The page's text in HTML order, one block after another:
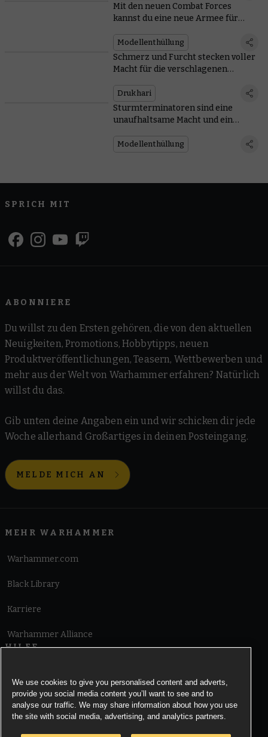
Mit den neuen Combat Forces
kannst du eine neue Armee für
eine bestehende ausbauen
Modellenthüllung
Schmerz und Furcht stecken voller
Macht für die verschlagenen
Drukhari
Sturmterminatoren sind eine
unaufhaltsame Macht und ein
unbezwingbaren Packung
Modellenthüllung
SPRICH MIT
ABONNIERE
Du willst zu den Ersten gehören, die von den aktuellen
Neuigkeiten, Promotions, Hobbytipps, neuen
Produktveröffentlichungen, Teasern, Wettbewerben und
mehr aus der Welt von Warhammer erfahren? Natürlich
willst du das.
Gib unten deine Angaben ein und wir schicken dir jede
Woche allerhand Großartiges in deinen Posteingang.
MELDE MICH AN
MEHR WARHAMMER
Warhammer.com
Black Library
Karriere
Warhammer Alliance
HILFE
Informationen zu Cookies
We use cookies to give you personalised content and adverts,
provide you social media content you’ll want to see and to
analyse our traffic. We may share information about how you use
the site with social media, advertising, and analytics partners.